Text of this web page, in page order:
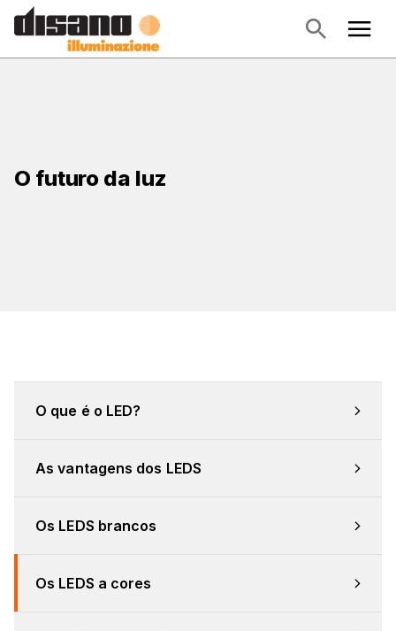
O futuro da luz
O que é o LED?
As vantagens dos LEDS
Os LEDS brancos
Os LEDS a cores